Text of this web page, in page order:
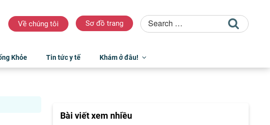
Về chúng tôi Sơ đồ trang
Khỏe Tin tức y tế Khám ở đâu!
Bài viết xem nhiều